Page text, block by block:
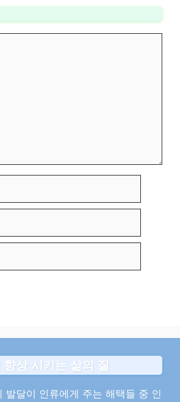
상 시키는 삶의 질
발달이 인류에게 주는 해택들 중 인